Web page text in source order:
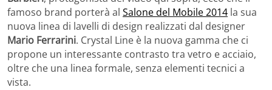
famoso brand porterà al Salone del Mobile 2014 la sua
nuova linea di lavelli di design realizzati dal designer
Mario Ferrarini. Crystal Line è la nuova gamma che ci
propone un interessante contrasto tra vetro e acciaio,
oltre che una linea formale, senza elementi tecnici a
vista.